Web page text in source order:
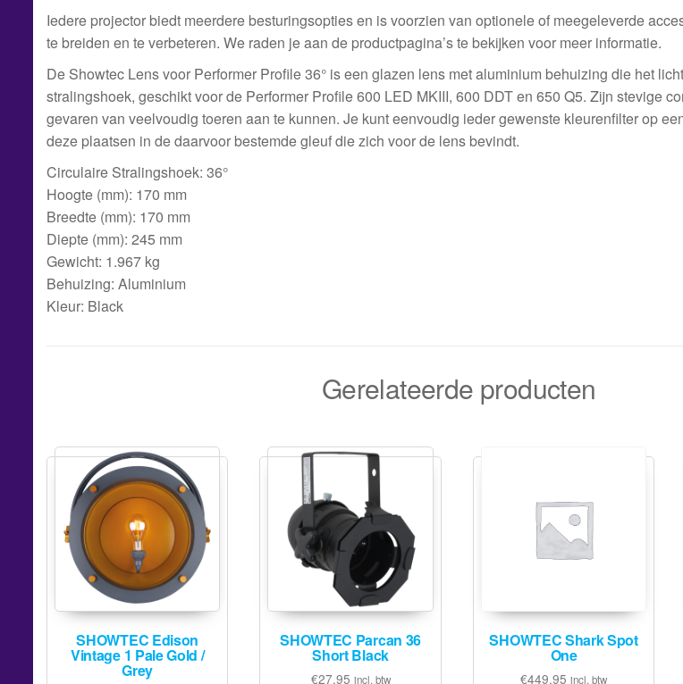
Iedere projector biedt meerdere besturingsopties en is voorzien van optionele of meegeleverde
te breiden en te verbeteren. We raden je aan de productpagina’s te bekijken voor meer informatie.
De Showtec Lens voor Performer Profile 36° is een glazen lens met aluminium behuizing die het
stralingshoek, geschikt voor de Performer Profile 600 LED MKIII, 600 DDT en 650 Q5. Zijn stevige
gevaren van veelvoudig toeren aan te kunnen. Je kunt eenvoudig ieder gewenste kleurenfilter op
deze plaatsen in de daarvoor bestemde gleuf die zich voor de lens bevindt.
Circulaire Stralingshoek: 36°
Hoogte (mm): 170 mm
Breedte (mm): 170 mm
Diepte (mm): 245 mm
Gewicht: 1.967 kg
Behuizing: Aluminium
Kleur: Black
Gerelateerde producten
SHOWTEC Edison
Vintage 1 Pale Gold /
Grey
SHOWTEC Parcan 36
Short Black
€27,95 incl. btw
SHOWTEC Shark Spot
One
€449,95 incl. btw